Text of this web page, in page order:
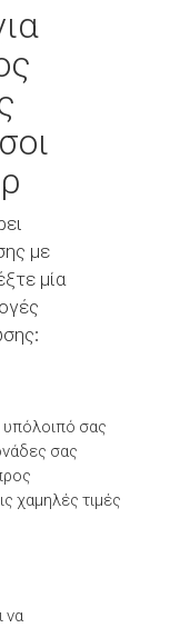
με
μία
υπόλοιπό σας
σας
χαμηλές τιμές
να